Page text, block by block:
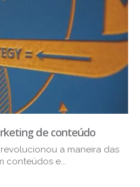
de conteúdo
a maneira das
conteúdos e...